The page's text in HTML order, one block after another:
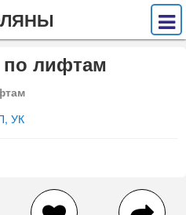
по лифтам
УК